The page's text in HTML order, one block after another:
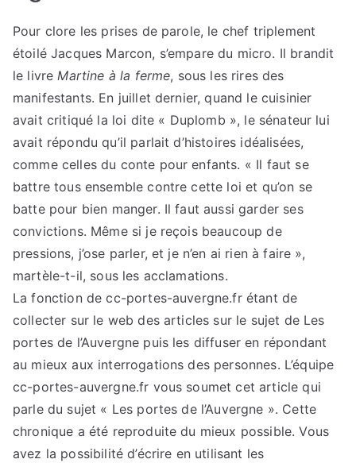
Pour clore les prises de parole, le chef triplement
étoilé Jacques Marcon, s’empare du micro. Il brandit
le livre Martine à la ferme, sous les rires des
manifestants. En juillet dernier, quand le cuisinier
avait critiqué la loi dite « Duplomb », le sénateur lui
avait répondu qu’il parlait d’histoires idéalisées,
comme celles du conte pour enfants. « Il faut se
battre tous ensemble contre cette loi et qu’on se
batte pour bien manger. Il faut aussi garder ses
convictions. Même si je reçois beaucoup de
pressions, j’ose parler, et je n’en ai rien à faire »,
martèle-t-il, sous les acclamations.
La fonction de cc-portes-auvergne.fr étant de
collecter sur le web des articles sur le sujet de Les
portes de l’Auvergne puis les diffuser en répondant
au mieux aux interrogations des personnes. L’équipe
cc-portes-auvergne.fr vous soumet cet article qui
parle du sujet « Les portes de l’Auvergne ». Cette
chronique a été reproduite du mieux possible. Vous
avez la possibilité d’écrire en utilisant les